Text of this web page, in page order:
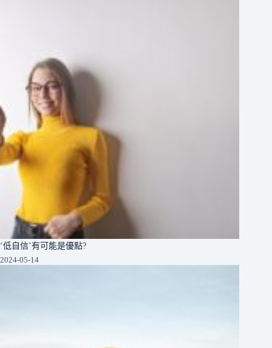
‘低自信’有可能是優點?
2024-05-14